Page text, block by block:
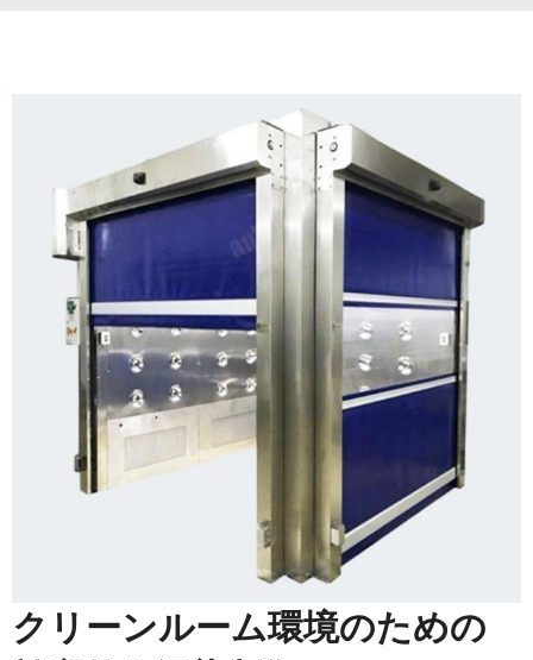
クリーンルーム環境のための